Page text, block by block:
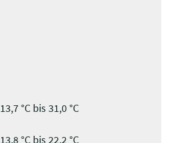
13,7 °C bis 31,0 °C
13,8 °C bis 22,2 °C